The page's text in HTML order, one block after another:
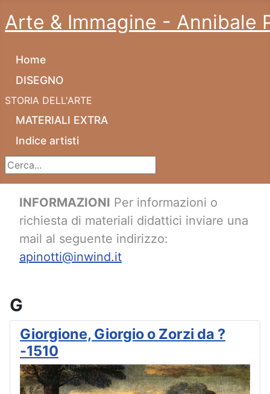
Arte & Immagine - Annibale
Home
DISEGNO
STORIA DELL'ARTE
MATERIALI EXTRA
Indice artisti
Cerca...
INFORMAZIONI Per informazioni o
richiesta di materiali didattici inviare una
mail al seguente indirizzo:
apinotti@inwind.it
G
Giorgione, Giorgio o Zorzi da ?
-1510